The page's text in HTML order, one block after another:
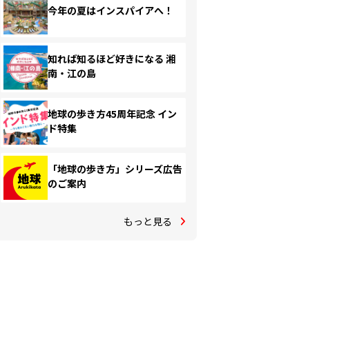
今年の夏はインスパイアへ！
知れば知るほど好きになる 湘
南・江の島
地球の歩き方45周年記念 イン
ド特集
「地球の歩き方」シリーズ広告
のご案内
もっと見る